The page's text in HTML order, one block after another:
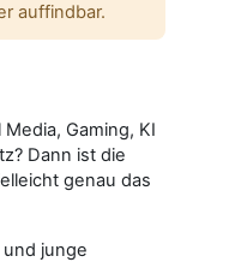
auffindbar.
Gaming, KI
Dann ist die
genau das
junge